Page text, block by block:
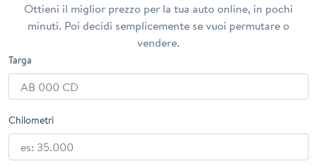
Ottieni il miglior prezzo per la tua auto online, in pochi
minuti. Poi decidi semplicemente se vuoi permutare o
vendere.
Targa
Chilometri